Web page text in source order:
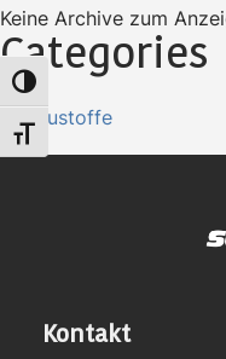
Umschalten auf hohe
Schrift vergrößern
Keine Archive zum
Categories
Baustoffe
Kontakt